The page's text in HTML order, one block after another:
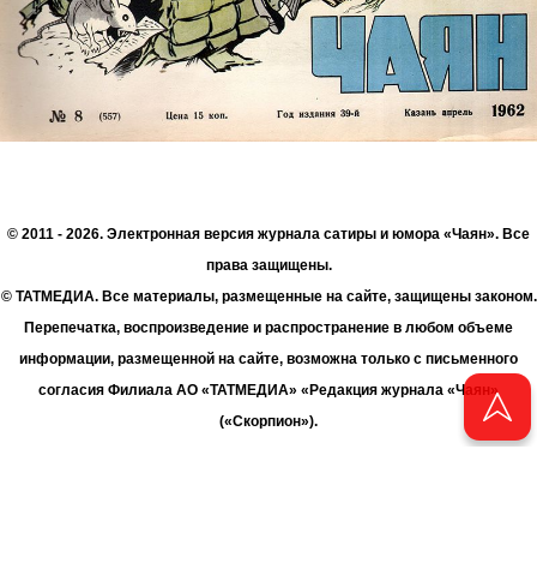
© 2011 - 2026. Электронная версия журнала сатиры и юмора «Чаян». Все
права защищены.
© ТАТМЕДИА. Все материалы, размещенные на сайте, защищены законом.
Перепечатка, воспроизведение и распространение в любом объеме
информации, размещенной на сайте, возможна только с письменного
согласия Филиала АО «ТАТМЕДИА» «Редакция журнала «Чаян»
(«Скорпион»).
При поддержке Республиканского агентства по печати и массовым